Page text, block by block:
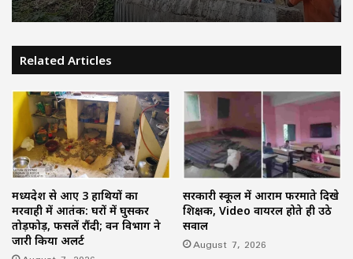
Related Articles
मध्यप्रदेश से आए 3 हाथियों का
मरवाही में आतंक: घरों में घुसकर
तोड़फोड़, फसलें रौंदी; वन विभाग ने
जारी किया अलर्ट
सरकारी स्कूल में आराम फरमाते दिखे
शिक्षक, Video वायरल होते ही उठे
सवाल
August 7, 2026